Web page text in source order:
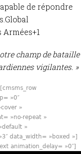
de répondre
Global
Armées+1
champ de bataille
vigilantes. »
»0″
»
»no-repeat »
»
data_width= »boxed »]
animation_delay= »0″]